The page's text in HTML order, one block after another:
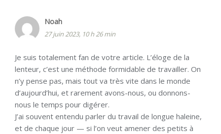
Noah
27 juin 2023, 10 h 26 min
Je suis totalement fan de votre article. L’éloge de la
lenteur, c’est une méthode formidable de travailler. On
n’y pense pas, mais tout va très vite dans le monde
d’aujourd’hui, et rarement avons-nous, ou donnons-
nous le temps pour digérer.
J’ai souvent entendu parler du travail de longue haleine,
et de chaque jour — si l’on veut amener des petits à